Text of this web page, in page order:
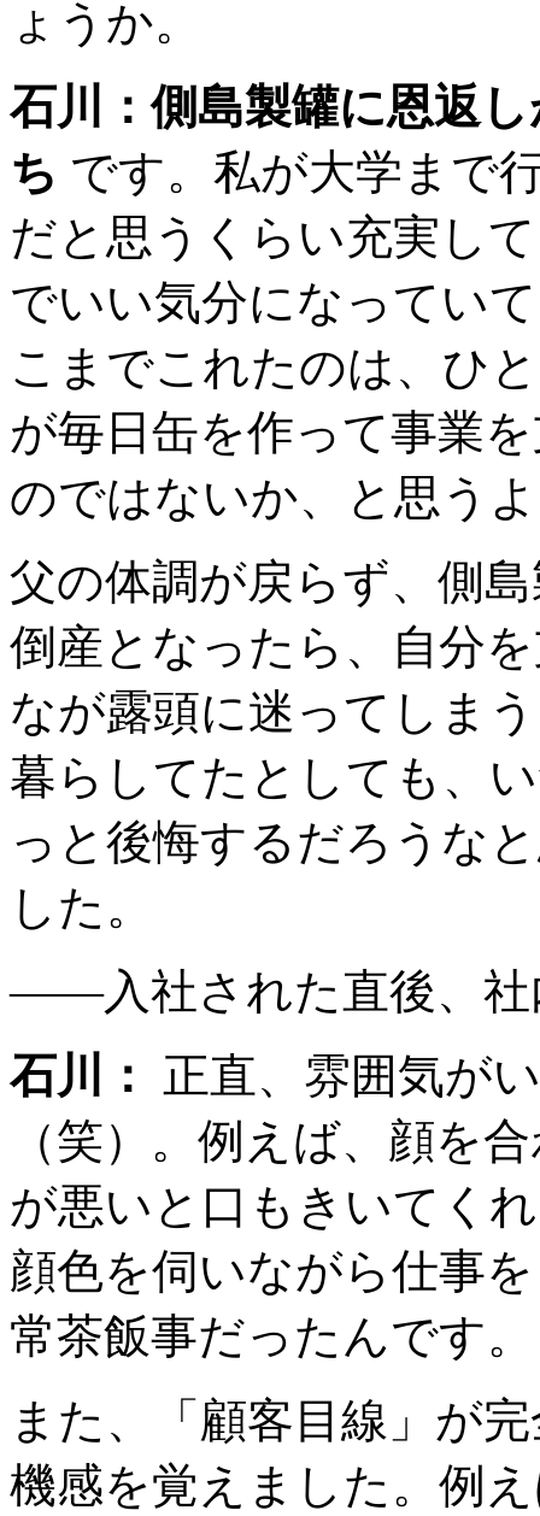
ょうか。
石川：側島製罐に恩返
ち です。私が大学まで
だと思うくらい充実し
でいい気分になってい
こまでこれたのは、ひ
が毎日缶を作って事業
のではないか、と思う
父の体調が戻らず、側
倒産となったら、自分
なが露頭に迷ってしま
暮らしてたとしても、
っと後悔するだろうな
した。
――入社された直後、社
石川：
正直、雰囲気が
（笑）。例えば、顔を
が悪いと口もきいてく
顔色を伺いながら仕事
常茶飯事だったんです。
また、「顧客目線」が
機感を覚えました。例